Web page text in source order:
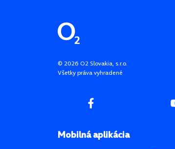
Pätička stránky
© 2026 O2 Slovakia, s.r.o.
Všetky práva vyhradené
Mobilná aplikácia